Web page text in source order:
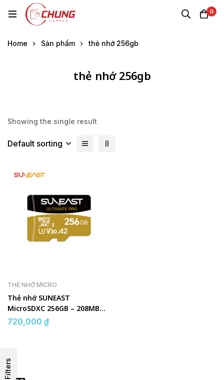
0
Home Sản phẩm thẻ nhớ 256gb
thẻ nhớ 256gb
Filters
Showing the single result
Default sorting
THẺ NHỚ MICRO
Thẻ nhớ SUNEAST
MicroSDXC 256GB – 208MB/s
UHS-I V30 GOLD Series
720,000 ₫